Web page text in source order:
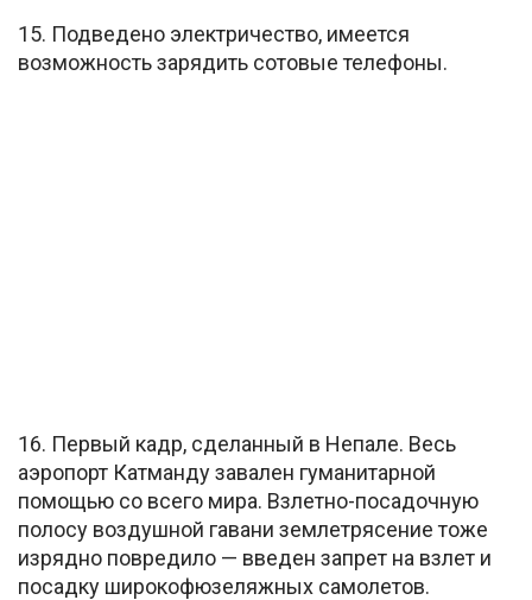
15. Подведено электричество, имеется
возможность зарядить сотовые телефоны.
16. Первый кадр, сделанный в Непале. Весь
аэропорт Катманду завален гуманитарной
помощью со всего мира. Взлетно-посадочную
полосу воздушной гавани землетрясение тоже
изрядно повредило — введен запрет на взлет и
посадку широкофюзеляжных самолетов.